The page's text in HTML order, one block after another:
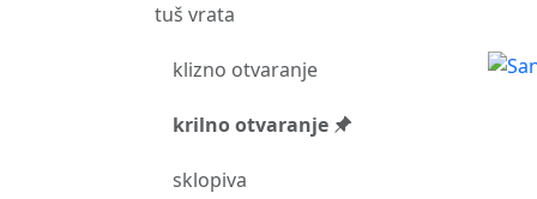
tuš vrata
klizno otvaranje
krilno otvaranje
sklopiva